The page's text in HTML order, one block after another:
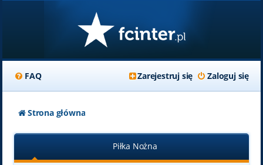
FAQ Zaloguj się
Zarejestruj się
Strona główna
Piłka Nożna